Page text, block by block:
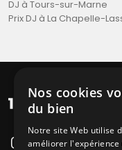
DJ à Tours-sur-Marne
Prix DJ à La Chapelle-
Nos cookies
du bien
Notre site Web utilise
améliorer l'expérience